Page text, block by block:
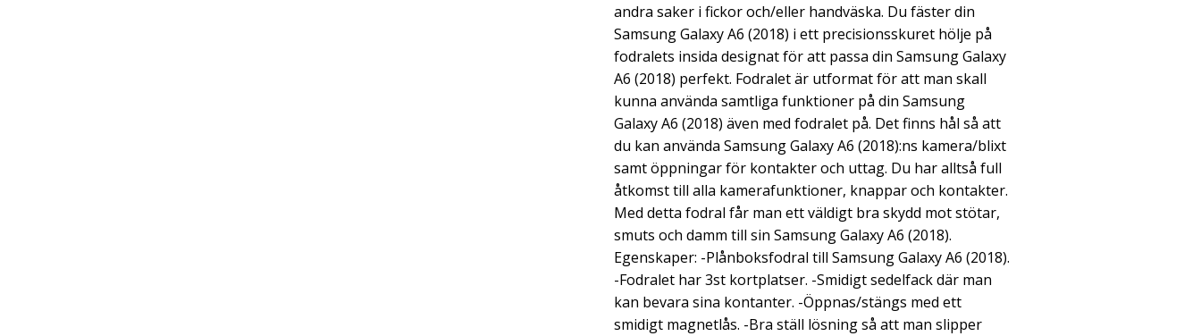
andra saker i fickor och/eller handväska. Du fäster din
Samsung Galaxy A6 (2018) i ett precisionsskuret hölje på
fodralets insida designat för att passa din Samsung Galaxy
A6 (2018) perfekt. Fodralet är utformat för att man skall
kunna använda samtliga funktioner på din Samsung
Galaxy A6 (2018) även med fodralet på. Det finns hål så att
du kan använda Samsung Galaxy A6 (2018):ns kamera/blixt
samt öppningar för kontakter och uttag. Du har alltså full
åtkomst till alla kamerafunktioner, knappar och kontakter.
Med detta fodral får man ett väldigt bra skydd mot stötar,
smuts och damm till sin Samsung Galaxy A6 (2018).
Egenskaper: -Plånboksfodral till Samsung Galaxy A6 (2018).
-Fodralet har 3st kortplatser. -Smidigt sedelfack där man
kan bevara sina kontanter. -Öppnas/stängs med ett
smidigt magnetlås. -Bra ställ lösning så att man slipper